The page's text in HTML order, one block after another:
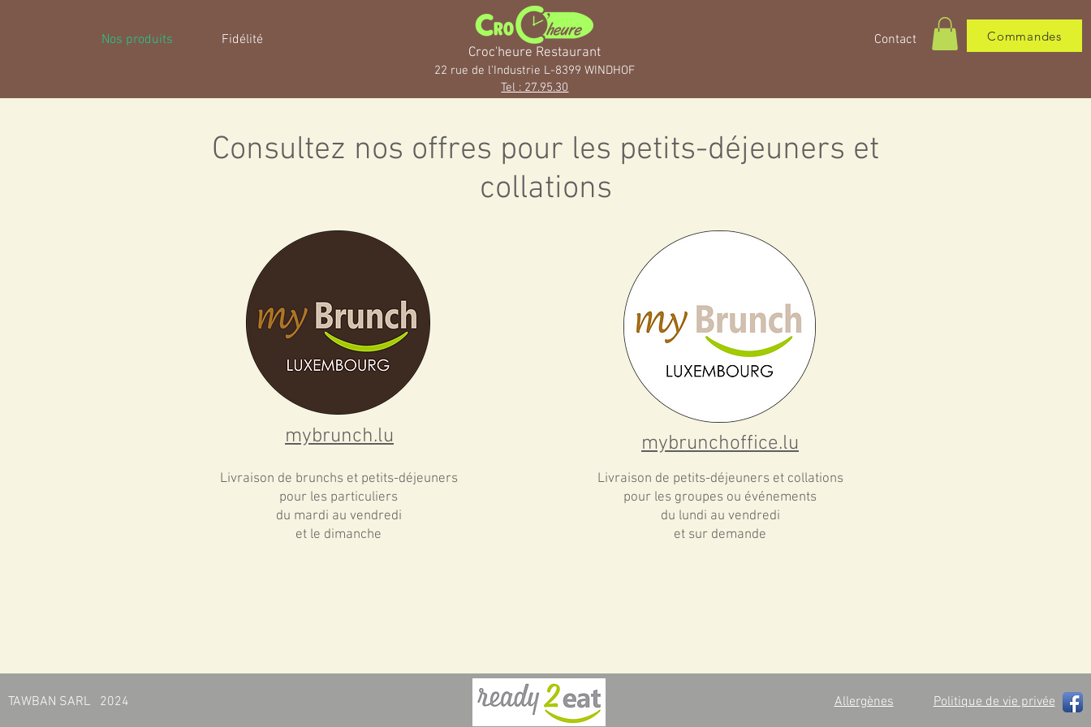
Nos produits
Fidélité
Croc'heure Restaurant
22 rue de l'Industrie L-8399 WINDHOF
Tel : 27.95.30
Contact Commandes
Consultez nos offres pour les petits-déjeuners et
collations
mybrunch.lu
Livraison de brunchs et petits-déjeuners
pour les particuliers
du mardi au vendredi
et le dimanche
mybrunchoffice.lu
Livraison de petits-déjeuners et collations
pour les groupes ou événements
du lundi au vendredi
et sur demande
TAWBAN SARL 2024 Allergènes Politique de vie privée